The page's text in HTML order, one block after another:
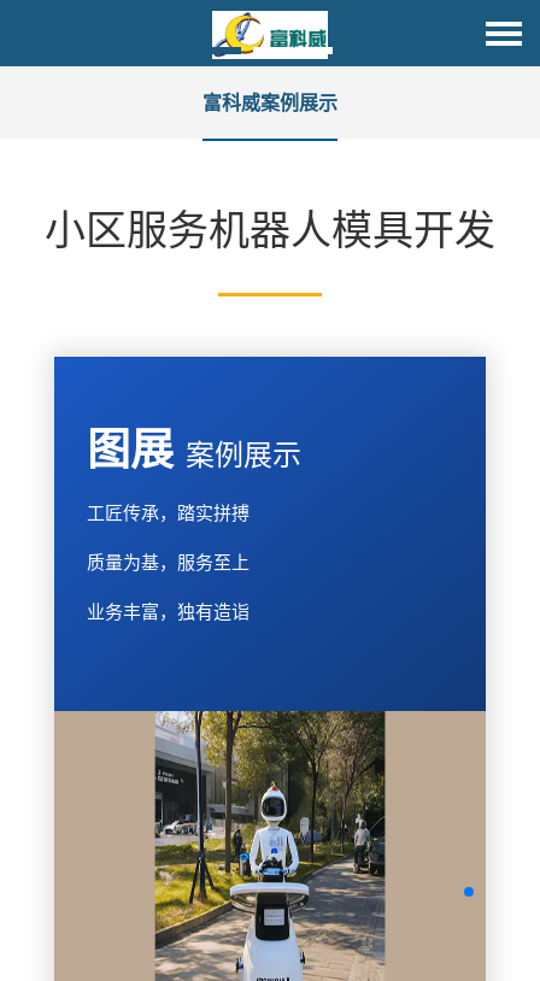
富科威案例展示
小区服务机器人模具开发
图展 案例展示
工匠传承，踏实拼搏
质量为基，服务至上
业务丰富，独有造诣